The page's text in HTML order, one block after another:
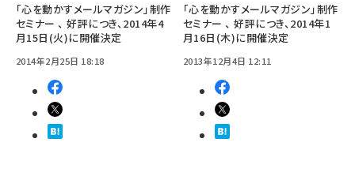
「心を動かすメールマガジン」制作
セミナー 、 好評につき、2014年4
月15日(火)に開催決定
2014年2月25日 18:18
「心を動かすメールマガジン」制作
セミナー 、 好評につき、2014年1
月16日(木)に開催決定
2013年12月4日 12:11